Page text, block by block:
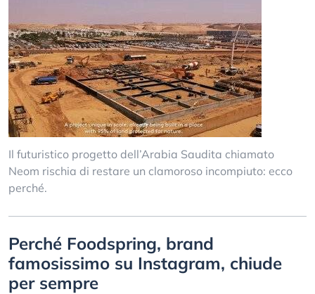
Il futuristico progetto dell’Arabia Saudita chiamato
Neom rischia di restare un clamoroso incompiuto: ecco
perché.
Perché Foodspring, brand
famosissimo su Instagram, chiude
per sempre